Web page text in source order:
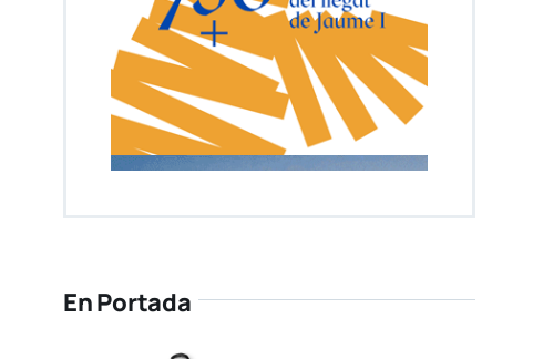
En Portada